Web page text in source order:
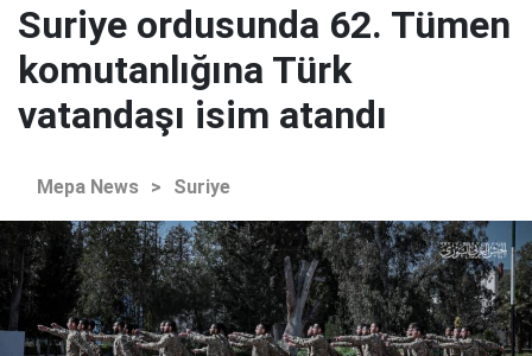
Suriye ordusunda 62. Tümen
komutanlığına Türk
vatandaşı isim atandı
Mepa News > Suriye